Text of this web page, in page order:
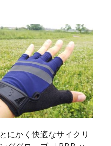
とにかく快適なサイクリ